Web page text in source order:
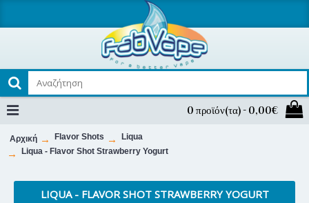
0 προϊόν(τα) - 0,00€
Αρχική Flavor Shots
Liqua
Liqua - Flavor Shot Strawberry Yogurt
LIQUA - FLAVOR SHOT STRAWBERRY YOGURT